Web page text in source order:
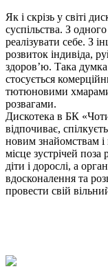
Як і скрізь у світі
суспільства. З
реалізувати себе. З
розвиток індивіда,
здоров’ю. Така
стосується
тютюновими
розвагами.
Дискотека в БК
відпочиває,
новим знайомствам
місце зустрічей
діти і дорослі, а
вдосконалення та
провести свій